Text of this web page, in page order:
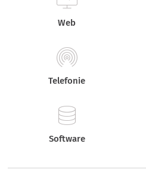
Web
Telefonie
Software